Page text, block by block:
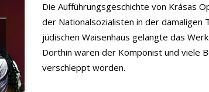
Die Aufführungsgeschichte von Krásas
der Nationalsozialisten in der damaligen
jüdischen Waisenhaus gelangte das
Dorthin waren der Komponist und viele
verschleppt worden.